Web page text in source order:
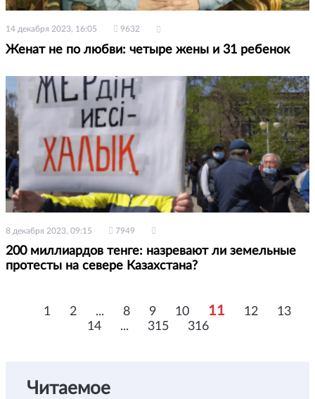
14 декабря 2023, 16:05 9632
Женат не по любви: четыре жены и 31 ребенок
8 декабря 2023, 09:15 7949
200 миллиардов тенге: назревают ли земельные
протесты на севере Казахстана?
1 2 ... 8 9 10 11 12
13
14
... 315 316
Читаемое